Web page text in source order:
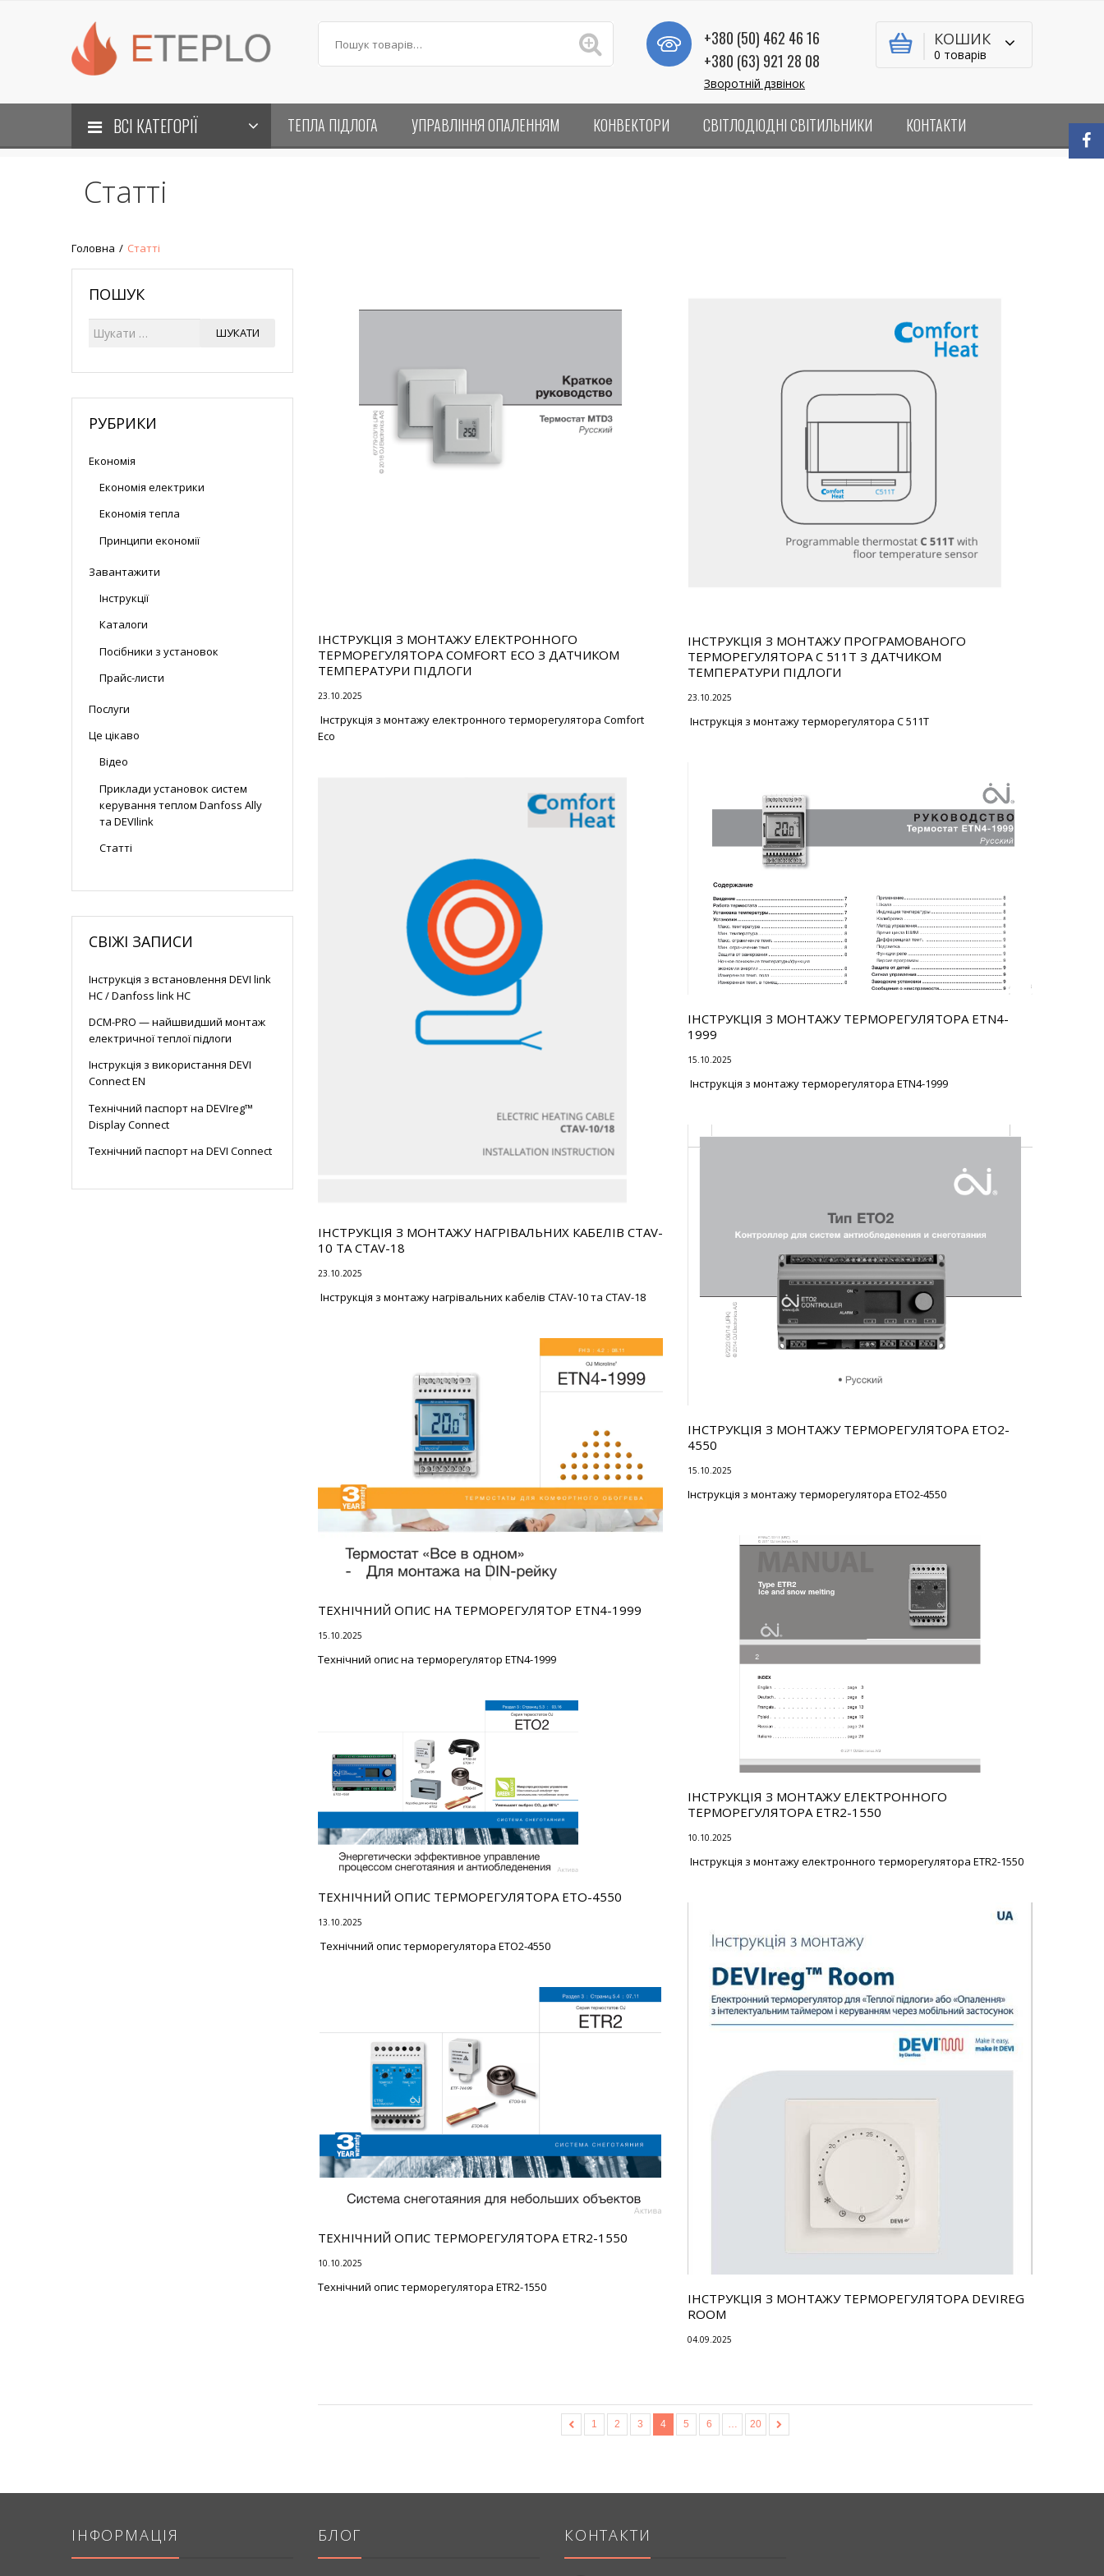
+380 (50) 462 46 16
+380 (63) 921 28 08
Зворотній дзвінок
КОШИК
0 товарів
ВСІ КАТЕГОРІЇ ТЕПЛА ПІДЛОГА УПРАВЛІННЯ ОПАЛЕННЯМ КОНВЕКТОРИ СВІТЛОДІОДНІ СВІТИЛЬНИКИ КОНТАКТИ
Статті
Головна / Статті
ПОШУК
Ш
а
ШУКАТИ
РУБРИКИ
Економія
Економія електрики
Економія тепла
Принципи економії
Завантажити
Інструкції
Каталоги
Посібники з установок
Прайс-листи
Послуги
Це цікаво
Відео
Приклади установок систем
керування теплом Danfoss Ally
та DEVIlink
Статті
СВІЖІ ЗАПИСИ
Інструкція з встановлення DEVI link
HC / Danfoss link HC
DCM-PRO — найшвидший монтаж
електричної теплої підлоги
Інструкція з використання DEVI
Connect EN
Технічний паспорт на DEVIreg™
Display Connect
Технічний паспорт на DEVI Connect
ІНСТРУКЦІЯ З МОНТАЖУ ЕЛЕКТРОННОГО
ТЕРМОРЕГУЛЯТОРА COMFORT ECO З ДАТЧИКОМ
ТЕМПЕРАТУРИ ПІДЛОГИ
23.10.2025
Інструкція з монтажу електронного терморегулятора Comfort
Eco
ІНСТРУКЦІЯ З МОНТАЖУ ПРОГРАМОВАНОГО
ТЕРМОРЕГУЛЯТОРА C 511T З ДАТЧИКОМ
ТЕМПЕРАТУРИ ПІДЛОГИ
23.10.2025
Інструкція з монтажу терморегулятора C 511T
ІНСТРУКЦІЯ З МОНТАЖУ НАГРІВАЛЬНИХ КАБЕЛІВ CTAV-
10 ТА CTAV-18
23.10.2025
Інструкція з монтажу нагрівальних кабелів CTAV-10 та CTAV-18
ІНСТРУКЦІЯ З МОНТАЖУ ТЕРМОРЕГУЛЯТОРА ETN4-
1999
15.10.2025
Інструкція з монтажу терморегулятора ETN4-1999
ТЕХНІЧНИЙ ОПИС НА ТЕРМОРЕГУЛЯТОР ETN4-1999
15.10.2025
Технічний опис на терморегулятор ETN4-1999
ІНСТРУКЦІЯ З МОНТАЖУ ТЕРМОРЕГУЛЯТОРА ETO2-
4550
15.10.2025
Інструкція з монтажу терморегулятора ETO2-4550
ТЕХНІЧНИЙ ОПИС ТЕРМОРЕГУЛЯТОРА ETO-4550
13.10.2025
Технічний опис терморегулятора ETO2-4550
ІНСТРУКЦІЯ З МОНТАЖУ ЕЛЕКТРОННОГО
ТЕРМОРЕГУЛЯТОРА ETR2-1550
10.10.2025
Інструкція з монтажу електронного терморегулятора ETR2-1550
ТЕХНІЧНИЙ ОПИС ТЕРМОРЕГУЛЯТОРА ETR2-1550
10.10.2025
Технічний опис терморегулятора ETR2-1550
ІНСТРУКЦІЯ З МОНТАЖУ ТЕРМОРЕГУЛЯТОРА DEVIREG
ROOM
04.09.2025
« 1 2 3 4 5 6 … 20 »
ІНФОРМАЦІЯ БЛОГ КОНТАКТИ